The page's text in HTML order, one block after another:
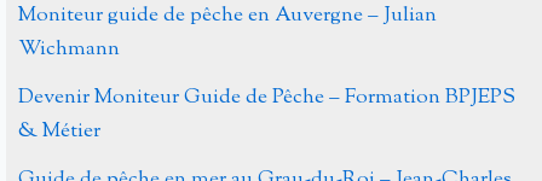
de
pêche
de
la
Moniteur guide de pêche en Auvergne – Julian
Wichmann
Devenir Moniteur Guide de Pêche – Formation BPJEPS
& Métier